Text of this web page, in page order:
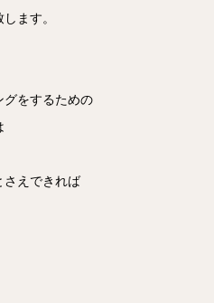
ます。
グをするための
さえできれば